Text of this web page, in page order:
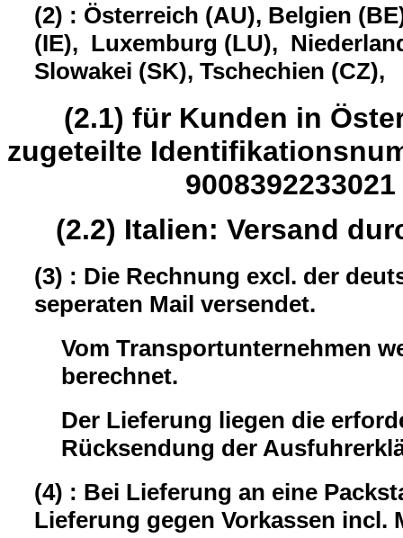
(2) : Österreich (AU), Belgien
(IE), Luxemburg (LU),
Slowakei (SK), Tschechien (CZ),
(2.1) für Kunden in
zugeteilte
9008392233021
(2.2) Italien: Versand
(3) : Die Rechnung excl. der
seperaten Mail versendet.
Vom Transportunternehmen
berechnet.
Der Lieferung liegen die
Rücksendung der
(4) : Bei Lieferung an eine
Lieferung gegen Vorkassen incl.